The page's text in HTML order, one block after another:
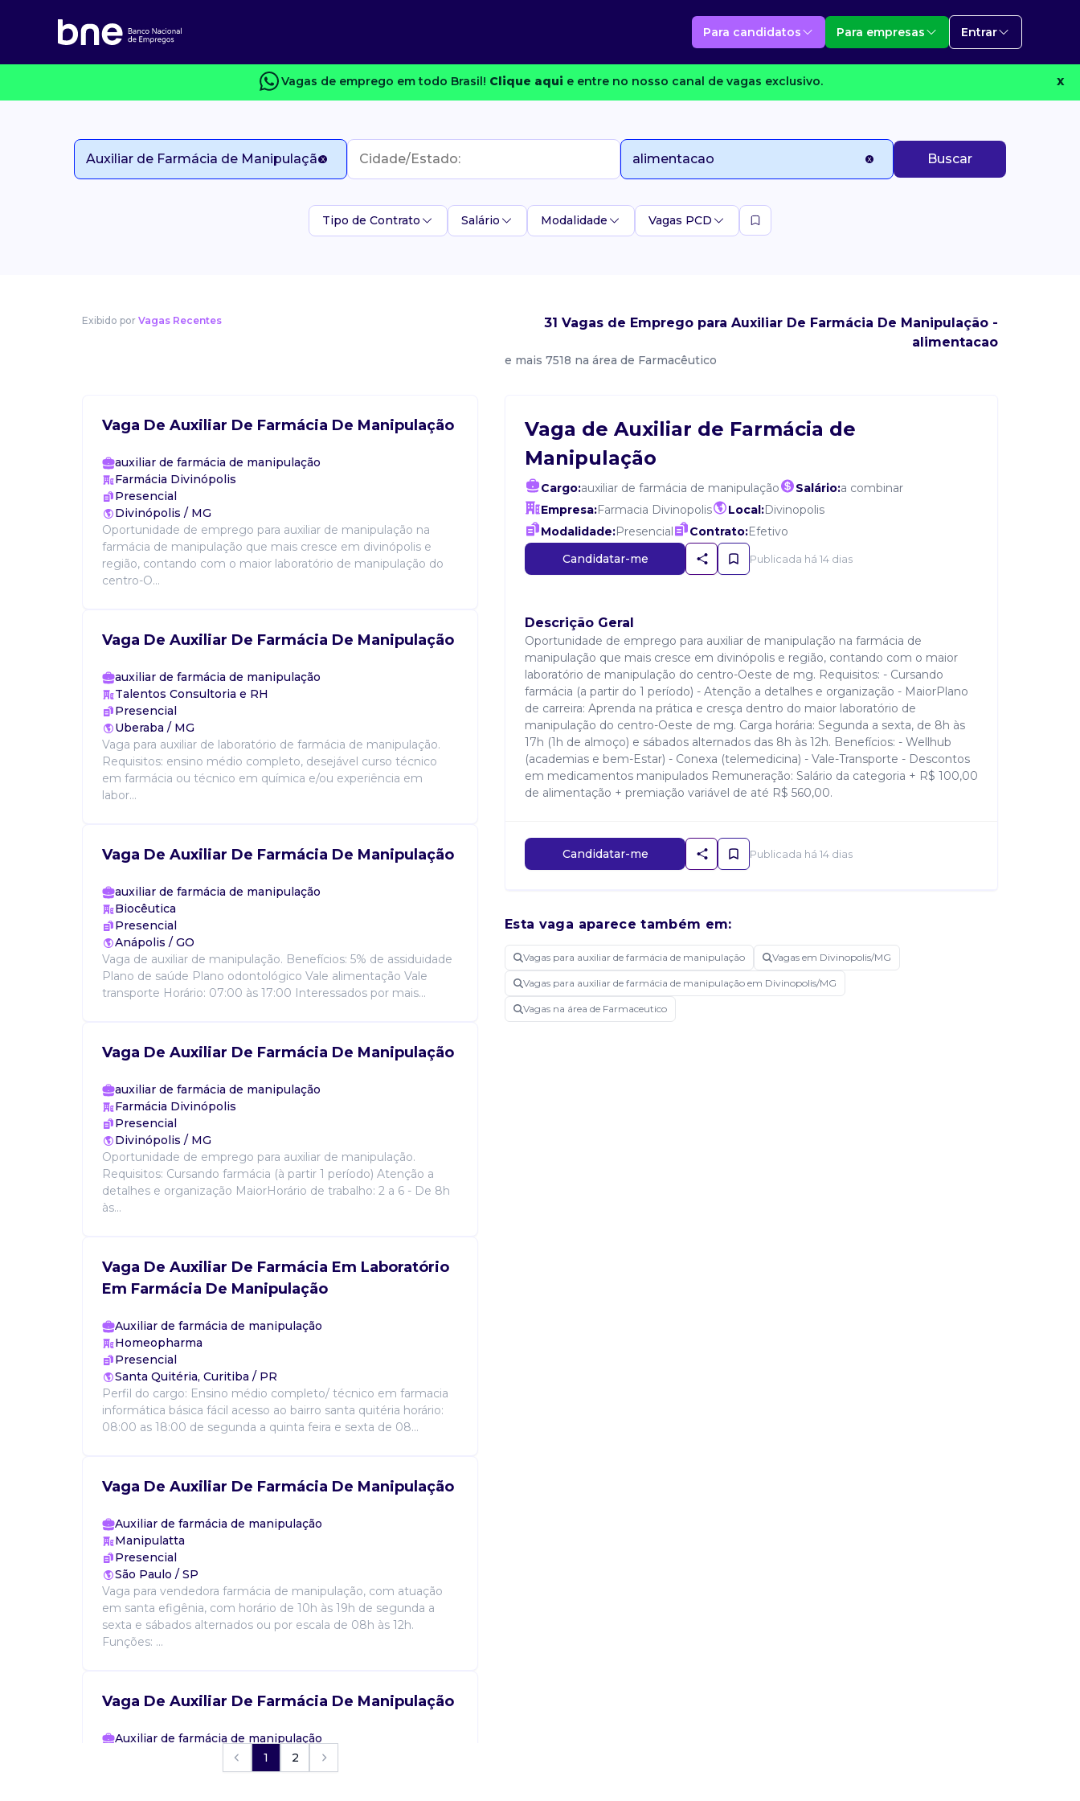
Para candidatos Para empresas Entrar
Vagas de emprego em todo Brasil! Clique aqui e entre no nosso canal de vagas exclusivo. X
Buscar
Tipo de Contrato Salário Modalidade Vagas PCD
Exibido por Vagas Recentes
31 Vagas de Emprego para Auxiliar De Farmácia De Manipulação -
alimentacao
e mais 7518 na área de Farmacêutico
Vaga De Auxiliar De Farmácia De Manipulação
auxiliar de farmácia de manipulação
Farmácia Divinópolis
Presencial
Divinópolis / MG
Oportunidade de emprego para auxiliar de manipulação na
farmácia de manipulação que mais cresce em divinópolis e
região, contando com o maior laboratório de manipulação do
centro-O...
Vaga De Auxiliar De Farmácia De Manipulação
auxiliar de farmácia de manipulação
Talentos Consultoria e RH
Presencial
Uberaba / MG
Vaga para auxiliar de laboratório de farmácia de manipulação.
Requisitos: ensino médio completo, desejável curso técnico
em farmácia ou técnico em química e/ou experiência em
labor...
Vaga De Auxiliar De Farmácia De Manipulação
auxiliar de farmácia de manipulação
Biocêutica
Presencial
Anápolis / GO
Vaga de auxiliar de manipulação. Benefícios: 5% de assiduidade
Plano de saúde Plano odontológico Vale alimentação Vale
transporte Horário: 07:00 às 17:00 Interessados por mais...
Vaga De Auxiliar De Farmácia De Manipulação
auxiliar de farmácia de manipulação
Farmácia Divinópolis
Presencial
Divinópolis / MG
Oportunidade de emprego para auxiliar de manipulação.
Requisitos: Cursando farmácia (à partir 1 período) Atenção a
detalhes e organização MaiorHorário de trabalho: 2 a 6 - De 8h
às...
Vaga De Auxiliar De Farmácia Em Laboratório
Em Farmácia De Manipulação
Auxiliar de farmácia de manipulação
Homeopharma
Presencial
Santa Quitéria, Curitiba / PR
Perfil do cargo: Ensino médio completo/ técnico em farmacia
informática básica fácil acesso ao bairro santa quitéria horário:
08:00 as 18:00 de segunda a quinta feira e sexta de 08...
Vaga De Auxiliar De Farmácia De Manipulação
Auxiliar de farmácia de manipulação
Manipulatta
Presencial
São Paulo / SP
Vaga para vendedora farmácia de manipulação, com atuação
em santa efigênia, com horário de 10h às 19h de segunda a
sexta e sábados alternados ou por escala de 08h às 12h.
Funções: ...
Vaga De Auxiliar De Farmácia De Manipulação
Auxiliar de farmácia de manipulação
1 2
Vaga de Auxiliar de Farmácia de
Manipulação
Cargo:auxiliar de farmácia de manipulação Salário:a combinar
Empresa:Farmacia Divinopolis Local:Divinopolis
Modalidade:Presencial Contrato:Efetivo
Candidatar-me
Publicada há 14 dias
Descrição Geral
Oportunidade de emprego para auxiliar de manipulação na farmácia de
manipulação que mais cresce em divinópolis e região, contando com o maior
laboratório de manipulação do centro-Oeste de mg. Requisitos: - Cursando
farmácia (a partir do 1 período) - Atenção a detalhes e organização - MaiorPlano
de carreira: Aprenda na prática e cresça dentro do maior laboratório de
manipulação do centro-Oeste de mg. Carga horária: Segunda a sexta, de 8h às
17h (1h de almoço) e sábados alternados das 8h às 12h. Benefícios: - Wellhub
(academias e bem-Estar) - Conexa (telemedicina) - Vale-Transporte - Descontos
em medicamentos manipulados Remuneração: Salário da categoria + R$ 100,00
de alimentação + premiação variável de até R$ 560,00.
Candidatar-me Publicada há 14 dias
Esta vaga aparece também em:
Vagas para auxiliar de farmácia de manipulação Vagas em Divinopolis/MG
Vagas para auxiliar de farmácia de manipulação em Divinopolis/MG
Vagas na área de Farmaceutico